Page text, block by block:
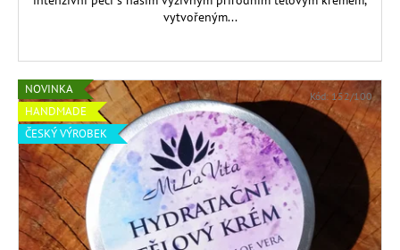
vytvořeným...
NOVINKA
HANDMADE
ČESKÝ VÝROBEK
Kód: 152/100